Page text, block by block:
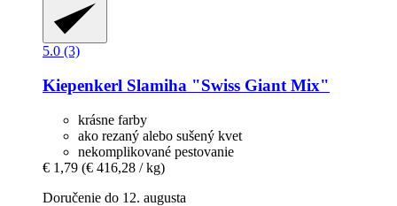
5.0 (3)
Kiepenkerl Slamiha "Swiss Giant Mix"
krásne farby
ako rezaný alebo sušený kvet
nekomplikované pestovanie
€ 1,79 (€ 416,28 / kg)
Doručenie do 12. augusta